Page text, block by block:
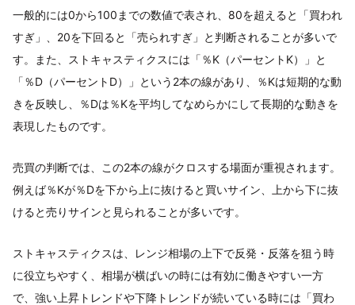
一般的には0から100までの数値で表され、80を超えると「買われ
すぎ」、20を下回ると「売られすぎ」と判断されることが多いで
す。また、ストキャスティクスには「％K（パーセントK）」と
「％D（パーセントD）」という2本の線があり、％Kは短期的な動
きを反映し、％Dは％Kを平均してなめらかにして長期的な動きを
表現したものです。
売買の判断では、この2本の線がクロスする場面が重視されます。
例えば％Kが％Dを下から上に抜けると買いサイン、上から下に抜
けると売りサインと見られることが多いです。
ストキャスティクスは、レンジ相場の上下で反発・反落を狙う時
に役立ちやすく、相場が横ばいの時には有効に働きやすい一方
で、強い上昇トレンドや下降トレンドが続いている時には「買わ